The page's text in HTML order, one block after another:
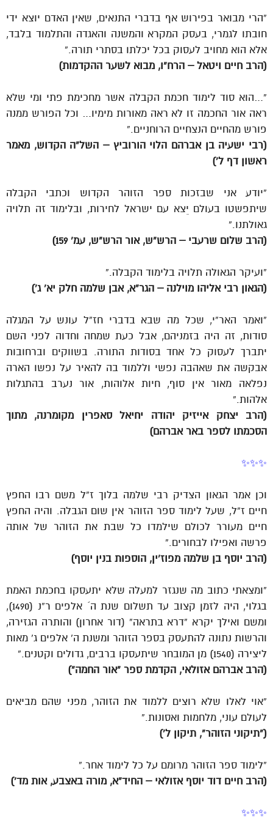
“הרי מבואר בפירוש אף בדברי התנאים, שאין האדם יוצא ידי
חובתו לגמרי, בעסק המקרא והמשנה והאגדה והתלמוד בלבד,
אלא הוא מחויב לעסוק בכל יכלתו בסתרי תורה.”
(הרב חיים ויטאל – הרח”ו, מבוא לשער ההקדמות)
“…הוא סוד לימוד חכמת הקבלה אשר מחכימת פתי ומי שלא
ראה אור החכמה זו לא ראה מאורות מימיו… וכל הפורש ממנה
פורש מהחיים הנצחיים הרוחניים.”
(רבי ישעיה בן אברהם הלוי הורוביץ – השל”ה הקדוש, מאמר
ראשון דף ל’)
“יודע אני שבזכות ספר הזוהר הקדוש וכתבי הקבלה
שיתפשטו בעולם יֵצא עם ישראל לחירות, ובלימוד זה תלויה
גאולתנו.”
(הרב שלום שרעבי – הרש”ש, אור הרש”ש, עמ’ 159)
“ועיקר הגאולה תלויה בלימוד הקבלה.”
(הגאון רבי אליהו מוילנה – הגר”א, אבן שלמה חלק יא’ ג’)
“ואמר האר”י, שכל מה שבא בדברי חז”ל עונש על המגלה
סודות, זה היה בזמניהם, אבל כעת שמחה וחדוה לפני השם
יתברך לעסוק כל אחד בסודות התורה. בשווקים וברחובות
אבקשה את שאהבה נפשי וללמוד בה להאיר על נפשו הארה
נפלאה מאור אין סוף, חיות אלוהות, אור נערב בהתגלות
אלהות.”
(הרב יצחק אייזיק יהודה יחיאל סאפרין מקומרנה, מתוך
הסכמתו לספר באר אברהם)
✨✨✨
וכן אמר הגאון הצדיק רבי שלמה בלוך ז”ל משם רבו החפץ
חיים ז”ל, שעל לימוד ספר הזוהר אין שום הגבלה. והיה החפץ
חיים מעורר לכולם שילמדו כל שבת את הזוהר של אותה
פרשה ואפילו לבחורים.”
(הרב יוסף בן שלמה מפוז’ין, הוספות בנין יוסף)
“ומצאתי כתוב מה שנגזר למעלה שלא יתעסקו בחכמת האמת
בגלוי, היה לזמן קצוב עד תשלום שנת ה´ אלפים ר”נ (1490),
ומשם ואילך יקרא “דרא בתראה” (דור אחרון) והותרה הגזירה,
והרשות נתונה להתעסק בספר הזוהר ומשנת ה’ אלפים ג’ מאות
ליצירה (1540) מן המובחר שיתעסקו ברבים, גדולים וקטנים.”
(הרב אברהם אזולאי, הקדמת ספר “אור החמה”)
“אוי לאלו שלא רוצים ללמוד את הזוהר, מפני שהם מביאים
לעולם עוני, מלחמות ואסונות.”
(“תיקוני הזוהר”, תיקון ל’)
“לימוד ספר הזוהר מרומם על כל לימוד אחר.”
(הרב חיים דוד יוסף אזולאי – החיד”א, מורה באצבע, אות מד’)
✨✨✨